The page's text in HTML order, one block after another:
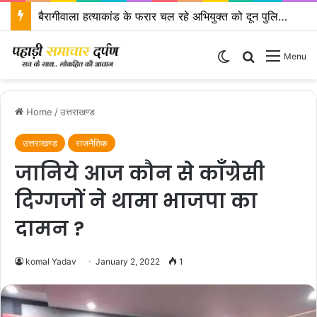
राष्ट्रीय अध्यक्ष के नेतृत्व में दिल्ली में होगी भाजपा प्रदेश कोर ग्रुप बैठक
Menu
Search for
Switch skin
Home /उत्तराखण्ड
उत्तराखण्ड राजनैतिक
जानिये आज कौन से कॉंग्रेसी
दिग्गजों ने थामा भाजपा का
दामन ?
komal Yadav January 2, 2022 1